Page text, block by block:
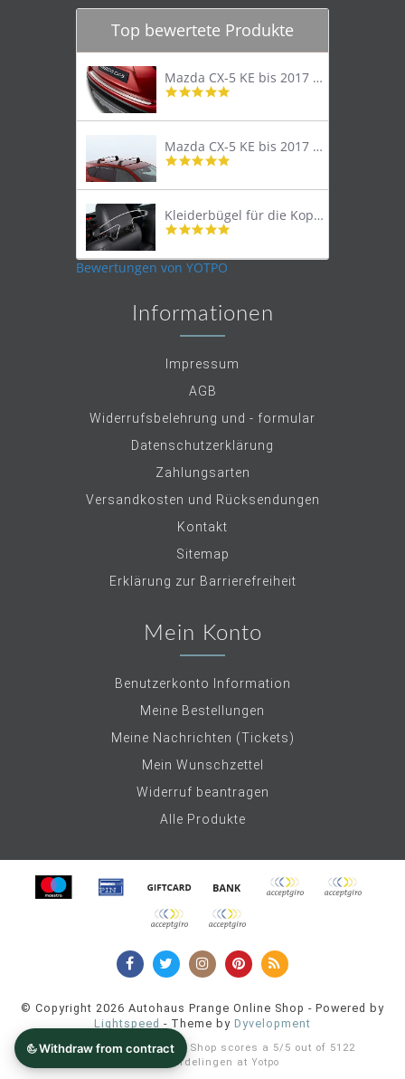
Top bewertete Produkte
Mazda CX-5 KE bis 2017 Trittschutzleiste Edelstahl original
4.8
rating
Mazda CX-5 KE bis 2017 Lastenträger Dachträger
4.9
rating
Kleiderbügel für die Kopfstütze
4.9
rating
Bewertungen von YOTPO
Informationen
Impressum
AGB
Widerrufsbelehrung und - formular
Datenschutzerklärung
Zahlungsarten
Versandkosten und Rücksendungen
Kontakt
Sitemap
Erklärung zur Barrierefreiheit
Mein Konto
Benutzerkonto Information
Meine Bestellungen
Meine Nachrichten (Tickets)
Mein Wunschzettel
Widerruf beantragen
Alle Produkte
© Copyright 2026 Autohaus Prange Online Shop - Powered by
Lightspeed - Theme by Dyvelopment
Autohaus Prange Online Shop scores a 5/ 5 out of 5122
klantbeoordelingen at Yotpo